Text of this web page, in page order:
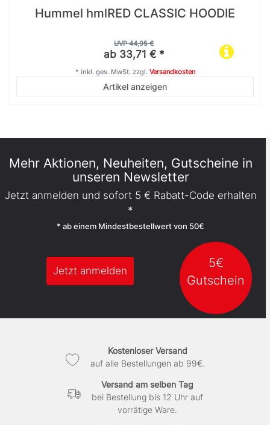
Hummel hmlRED CLASSIC HOODIE
UVP 44,95 €
ab 33,71 € *
Artikel anzeigen
* inkl. ges. MwSt.zzgl. Versandkosten
Mehr Aktionen, Neuheiten, Gutscheine in
unseren Newsletter
Jetzt anmelden und sofort 5 € Rabatt-Code erhalten
*
* ab einem Mindestbestellwert von 50€
Jetzt anmelden
5€
Gutschein
Kostenloser Versand
auf alle Bestellungen ab 99€.
Versand am selben Tag
bei Bestellung bis 12 Uhr auf
vorrätige Ware.